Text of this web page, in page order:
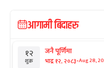
आगामी बिदाहरु
१२
शुक्र
जनै पूर्णिमा
भाद्र १२, २०८३-Aug 28,